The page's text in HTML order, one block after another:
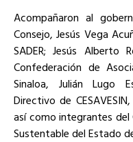
Acompañaron al
Consejo, Jesús Vega
SADER; Jesús Alberto
Confederación de
Sinaloa, Julián Lugo
Directivo de
así como integrantes del
Sustentable del Estado